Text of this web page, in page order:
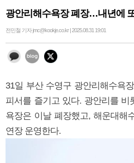
광안리해수욕장 폐장…내년에
전민철 기자 jmc@kookje.co.kr | 2025.08.31 19:01
31일 부산 수영구 광안리해수욕
피서를 즐기고 있다. 광안리를 비
욕장은 이날 폐장했고, 해운대해
연장 운영한다.